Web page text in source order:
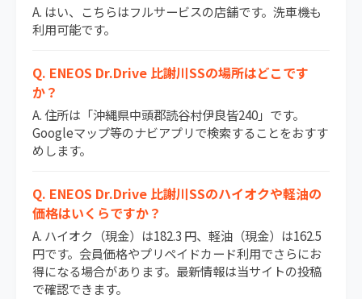
A. はい、こちらはフルサービスの店舗です。洗車機も
利用可能です。
Q. ENEOS Dr.Drive 比謝川SSの場所はどこです
か？
A. 住所は「沖縄県中頭郡読谷村伊良皆240」です。
Googleマップ等のナビアプリで検索することをおすす
めします。
Q. ENEOS Dr.Drive 比謝川SSのハイオクや軽油の
価格はいくらですか？
A. ハイオク（現金）は182.3 円、軽油（現金）は162.5
円です。会員価格やプリペイドカード利用でさらにお
得になる場合があります。最新情報は当サイトの投稿
で確認できます。